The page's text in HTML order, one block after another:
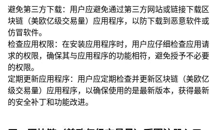
避免第三方下载：用户应避免通过第三方网站或链接下载区
块链（美欧亿级交易量）应用程序，以防下载到恶意软件或
仿冒软件。
检查应用权限：在安装应用程序时，用户应仔细检查应用请
求的权限，确保其与应用程序的功能相符，避免授予不必要
的权限。
定期更新应用程序：用户应定期检查并更新区块链（美欧亿
级交易量）应用程序，以确保使用的是最新版本，获得最新
的安全补丁和功能改进。